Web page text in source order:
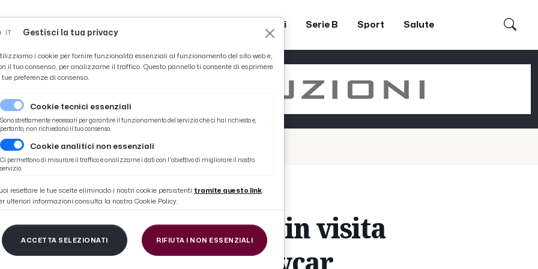
Coppa Teodori Serie B Sport Salute
al Picchio Village. Botteghin e Tavcar rispondono alle domande degli alunni
“ISC Don Giussani” in visita
Botteghin e Tavcar
Gestisci la tua privacy
i cookie per fornire funzionalità essenziali al funzionamento del sito web e,
il tuo consenso, per analizzarne il traffico. Questo pannello ti consente di esprimere
tue preferenze di consenso.
Cookie tecnici essenziali
Sono strettamente necessari per garantire il funzionamento del servizio che ci hai richiesto e,
pertanto, non richiedono il tuo consenso.
Cookie analitici non essenziali
Ci permettono di misurare il traffico e analizzarne i dati con l'obiettivo di migliorare il nostro
servizio.
resettare le tue scelte eliminado i nostri cookie persistenti tramite questo link.
ulteriori informazioni consulta la nostra Cookie Policy.
ACCETTA SELEZIONATI RIFIUTA I NON ESSENZIALI